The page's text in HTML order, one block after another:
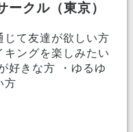
クル（東京）
て友達が欲しい方
キングを楽しみたい
好きな方 ・ゆるゆ
方